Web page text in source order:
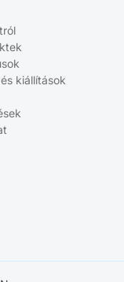
kiállítások